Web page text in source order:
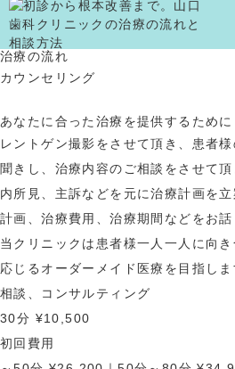
CLINIC
クリニック案内
院内感染対策
治療の流れ
治療説明へのこだわり
治療費用
アクセス
症
コラ
お知
お問
診療案内
虫歯治療
歯の根の治療
審美
治療の流れ
HOME
治療の流れ
カウンセリング
あなたに合った治療を提供するために
レントゲン撮影をさせて頂き、患者
聞きし、治療内容のご相談をさせて
内所見、主訴などを元に治療計画を
計画、治療費用、治療期間などをお話
当クリニックは患者様一人一人に向
応じるオーダーメイド医療を目指しま
相談、コンサルティング
30分 ¥10,500
初回費用